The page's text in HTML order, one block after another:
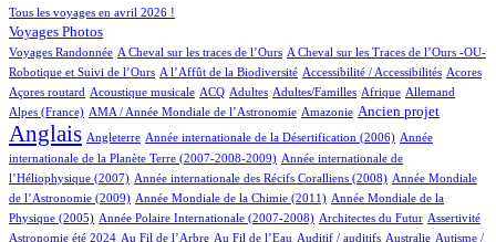
Tous les voyages en avril 2026 !
209/856
Voyages Photos
146/856
Voyages Randonnée
4/856 A Cheval sur les traces de l’Ours
4/856
A Cheval sur les Traces de l’Ours -OU-
Robotique et Suivi de l’Ours
4/856 A l’Affût de la Biodiversité
2/856 Accessibilité / Accessibilités
3/856 Acores
1/856
Açores routard
2/856 Acoustique musicale
100/856 ACQ
23/856 Adultes
11/856 Adultes/Familles
2/856 Afrique
61/856 Allemand
17/856
Alpes (France)
12/856 AMA / Année Mondiale de l’Astronomie
5/856 Amazonie
240/856 Ancien projet
662/856
Anglais
60/856 Angleterre
6/856 Année internationale de la Désertification (2006)
14/856
Année
internationale de la Planète Terre (2007-2008-2009)
4/856
Année internationale de
l’Héliophysique (2007)
1/856 Année internationale des Récifs Coralliens (2008)
12/856
Année Mondiale
de l’Astronomie (2009)
2/856 Année Mondiale de la Chimie (2011)
14/856
Année Mondiale de la
Physique (2005)
6/856 Année Polaire Internationale (2007-2008)
3/856 Architectes du Futur
2/856 Assertivité
69/856
Astronomie été 2024
22/856 Au Fil de l’Arbre
16/856 Au Fil de l’Eau
2/856 Auditif / auditifs
1/856 Australie
2/856
Autisme /